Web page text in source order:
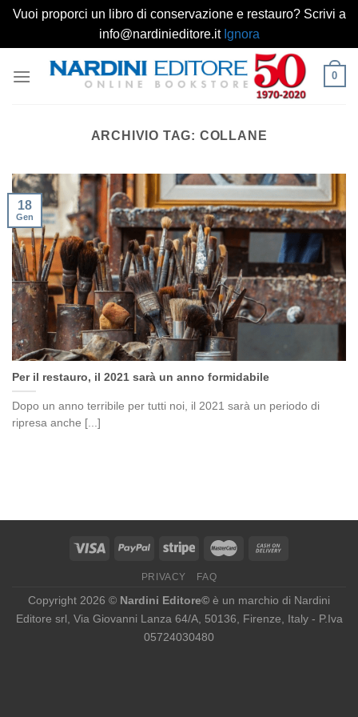
Vuoi proporci un libro di conservazione e restauro? Scrivi a
info@nardinieditore.it Ignora
0
ARCHIVIO TAG: COLLANE
Per il restauro, il 2021 sarà un anno formidabile
Dopo un anno terribile per tutti noi, il 2021 sarà un periodo di
ripresa anche [...]
18
Gen
PRIVACY FAQ
Copyright 2026 © Nardini Editore© è un marchio di Nardini
Editore srl, Via Giovanni Lanza 64/A, 50136, Firenze, Italy - P.Iva
05724030480